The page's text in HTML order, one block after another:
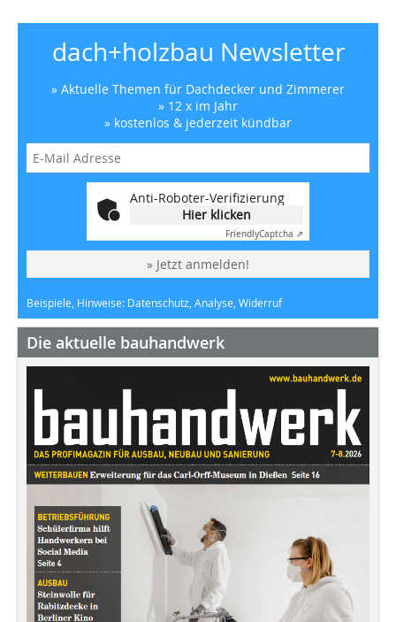
dach+holzbau Newsletter
» Aktuelle Themen für Dachdecker und Zimmerer
» 12 x im Jahr
» kostenlos & jederzeit kündbar
Anti-Roboter-Verifizierung
Hier klicken
FriendlyCaptcha ⇗
» Jetzt anmelden!
Beispiele, Hinweise: Datenschutz, Analyse, Widerruf
Die aktuelle bauhandwerk